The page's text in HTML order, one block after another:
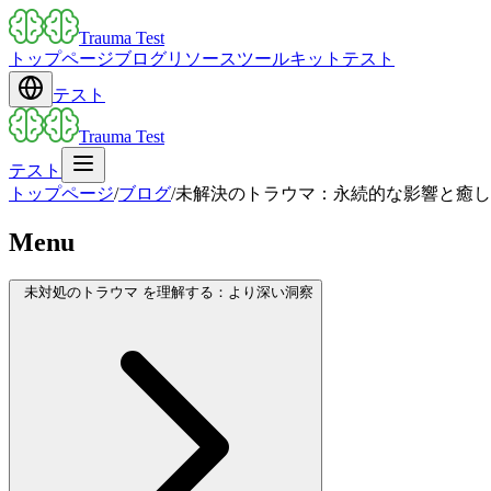
Trauma Test
トップページブログリソースツールキット テスト
テスト
Trauma Test
テスト
トップページ/ブログ/未解決のトラウマ：永続的な影響と癒
Menu
未対処のトラウマ を理解する：より深い洞察